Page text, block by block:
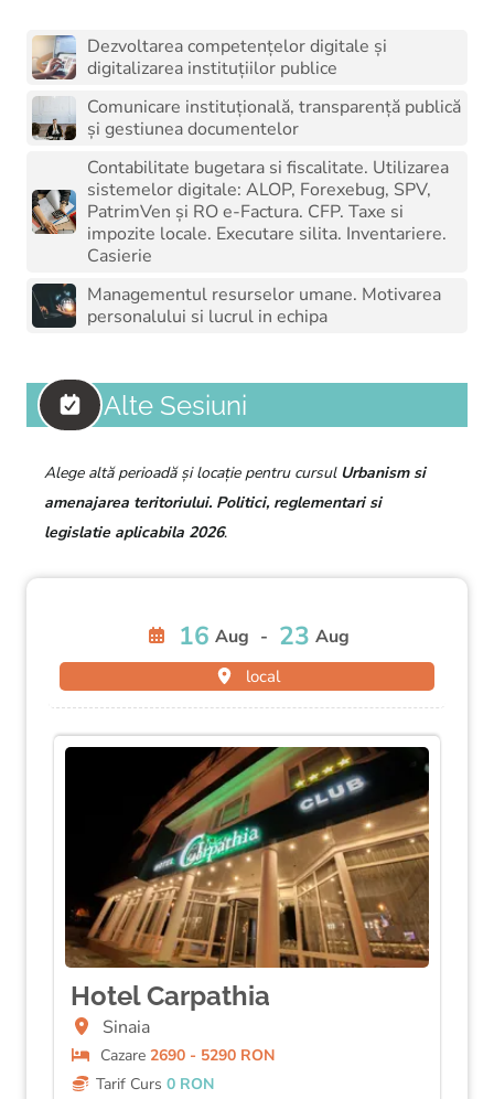
Dezvoltarea competențelor digitale și
digitalizarea instituțiilor publice
Comunicare instituțională, transparență publică
și gestiunea documentelor
Contabilitate bugetara si fiscalitate. Utilizarea
sistemelor digitale: ALOP, Forexebug, SPV,
PatrimVen și RO e-Factura. CFP. Taxe si
impozite locale. Executare silita. Inventariere.
Casierie
Managementul resurselor umane. Motivarea
personalului si lucrul in echipa
Alte Sesiuni
Alege altă perioadă și locație pentru cursul Urbanism si
amenajarea teritoriului. Politici, reglementari si
legislatie aplicabila 2026.
16 Aug - 23 Aug
local
Hotel Carpathia
Sinaia
Cazare 2690 - 5290 RON
Tarif Curs 0 RON